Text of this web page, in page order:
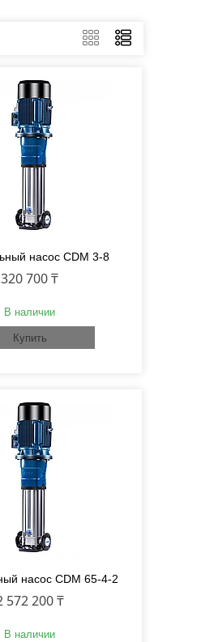
насос CDM 3-8
320 700 ₸
В наличии
Купить
насос CDM 65-4-2
572 200 ₸
В наличии